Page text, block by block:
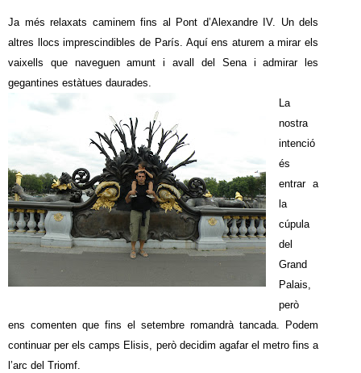
Ja més relaxats caminem fins al Pont d’Alexandre IV. Un dels
altres llocs imprescindibles de París. Aquí ens aturem a mirar els
vaixells que naveguen amunt i avall del Sena i admirar les
gegantines estàtues daurades.
La
nostra
intenció
és
entrar a
la
cúpula
del
Grand
Palais,
però
ens comenten que fins el setembre romandrà tancada. Podem
continuar per els camps Elisis, però decidim agafar el metro fins a
l’arc del Triomf.